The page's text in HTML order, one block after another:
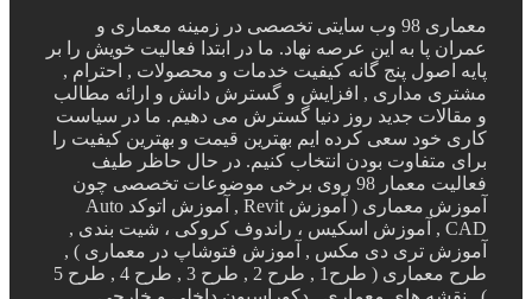
معماری 98 وب سایتی تخصصی در زمینه معماری و
عمران پا به این عرصه نهاد. ما در ابتدا فعالیت خویش را بر
پایه اصول پنج گانه کیفیت خدمات و محصولات , احترام ,
مشتری مداری , افزایش و گسترش دانش و ارائه مطالب
و مقالات جدید روز دنیا گسترش می دهیم. ما در سیاست
کاری خود سعی کرده ایم بهترین قیمت و بهترین کیفیت را
برای متفاوت بودن انتخاب کنیم. در حال حاظر طیف
فعالیت معمار 98 روی برخی موضوعات تخصصی چون
آموزش معماری ( آموزش Revit , آموزش اتوکد Auto
CAD , آموزش اسکیس ، راندوف کروکی ، شیت بندی ,
آموزش تری دی مکس , آموزش فتوشاپ در معماری ) ,
طرح معماری ( طرح1 , طرح 2 , طرح 3 , طرح 4 , طرح 5